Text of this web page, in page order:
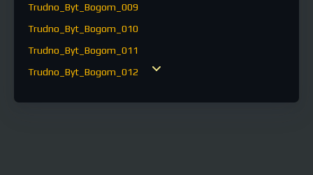
Trudno_Byt_Bogom_009
Trudno_Byt_Bogom_010
Trudno_Byt_Bogom_011
Trudno_Byt_Bogom_012